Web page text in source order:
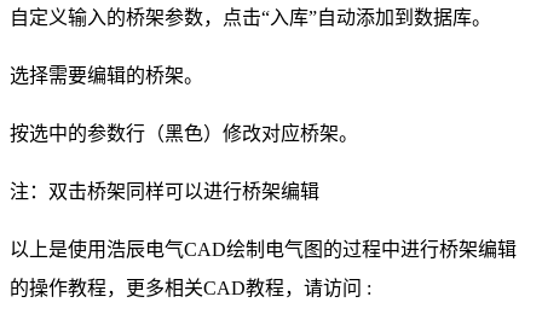
自定义输入的桥架参数，点击“入库”自动添加到数据库。
选择需要编辑的桥架。
按选中的参数行（黑色）修改对应桥架。
注：双击桥架同样可以进行桥架编辑
以上是使用浩辰电气CAD绘制电气图的过程中进行桥架编辑
的操作教程，更多相关CAD教程，请访问 :